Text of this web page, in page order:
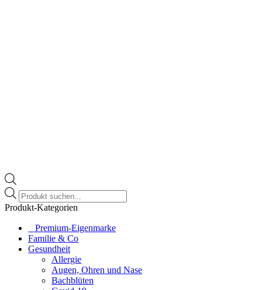
Products
search
Produkt-Kategorien
⠀​Premium-Eigenmarke
Familie & Co
Gesundheit
Allergie
Augen, Ohren und Nase
Bachblüten